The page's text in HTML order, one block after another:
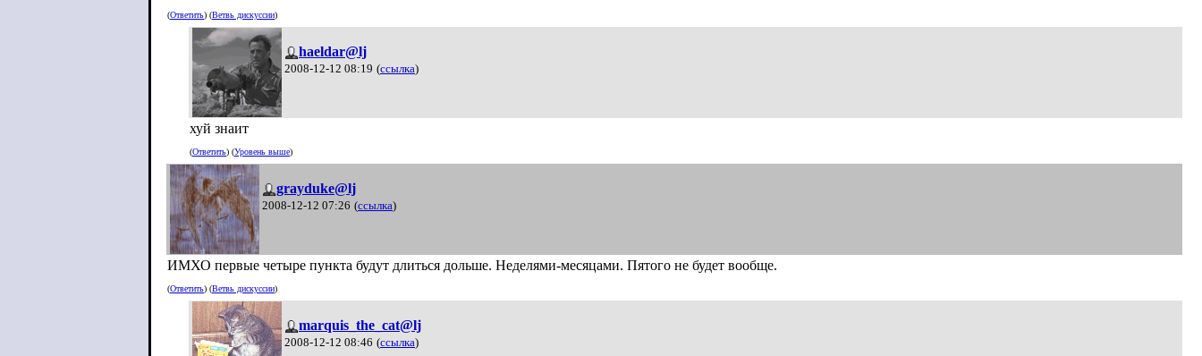
(Ответить) (Ветвь дискуссии)
haeldar@lj
2008-12-12 08:19 (ссылка)
хуй знаит
(Ответить) (Уровень выше)
grayduke@lj
2008-12-12 07:26 (ссылка)
ИМХО первые четыре пункта будут длиться дольше. Неделями-месяцами. Пятого не будет вообще.
(Ответить) (Ветвь дискуссии)
marquis_the_cat@lj
2008-12-12 08:46 (ссылка)